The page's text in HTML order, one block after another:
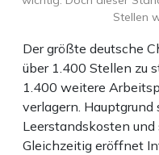
Der größte deutsche
über 1.400 Stellen zu
1.400 weitere
verlagern.
Leerstandskosten
Gleichzeitig eröffnet
Stellen